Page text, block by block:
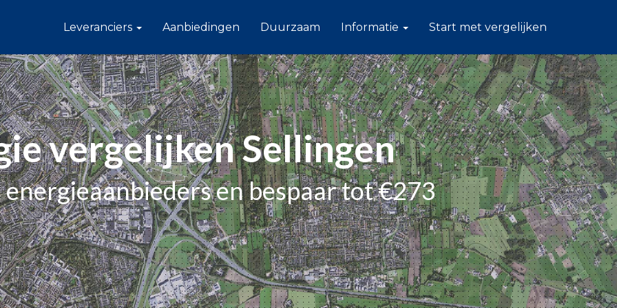
Leveranciers Aanbiedingen Duurzaam Informatie Start met vergelijken
vergelijken Sellingen
en bespaar tot €273